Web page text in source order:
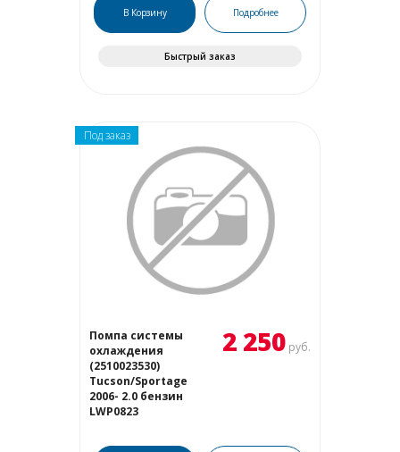
В Корзину Подробнее
Быстрый заказ
Под заказ
Помпа системы
охлаждения
(2510023530)
Tucson/Sportage
2006- 2.0 бензин
LWP0823
2 250 руб.